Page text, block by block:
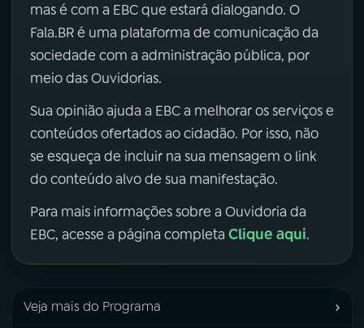
mas é com a EBC que estará dialogando. O
Fala.BR é uma plataforma de comunicação da
sociedade com a administração pública, por
meio das Ouvidorias.
Sua opinião ajuda a EBC a melhorar os serviços e
conteúdos ofertados ao cidadão. Por isso, não
se esqueça de incluir na sua mensagem o link
do conteúdo alvo de sua manifestação.
Para mais informações sobre a Ouvidoria da
EBC, acesse a página completa Clique aqui.
Veja mais do Programa ›